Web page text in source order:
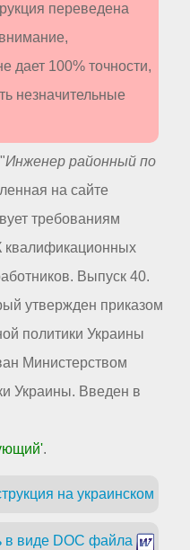
переведена
дает 100% точности,
незначительные
Инженер районный по
на сайте
требованиям
Выпуск 40.
утвержден приказом
политики Украины
Министерством
Украины. Введен в
.
на украинском
в виде DOC файла